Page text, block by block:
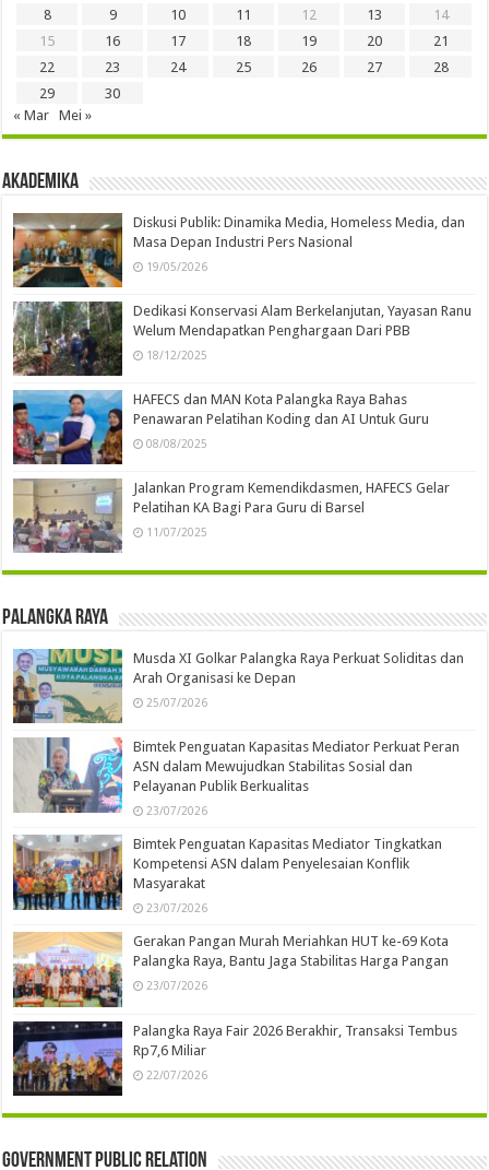
8
9 10 11 12 13
14
15
16 17 18 19 20
21
22
23 24 25 26 27
28
29
30
« Mar
Mei »
Akademika
Diskusi Publik: Dinamika Media, Homeless Media, dan
Masa Depan Industri Pers Nasional
19/05/2026
Dedikasi Konservasi Alam Berkelanjutan, Yayasan Ranu
Welum Mendapatkan Penghargaan Dari PBB
18/12/2025
HAFECS dan MAN Kota Palangka Raya Bahas
Penawaran Pelatihan Koding dan AI Untuk Guru
08/08/2025
Jalankan Program Kemendikdasmen, HAFECS Gelar
Pelatihan KA Bagi Para Guru di Barsel
11/07/2025
Palangka Raya
Musda XI Golkar Palangka Raya Perkuat Soliditas dan
Arah Organisasi ke Depan
25/07/2026
Bimtek Penguatan Kapasitas Mediator Perkuat Peran
ASN dalam Mewujudkan Stabilitas Sosial dan
Pelayanan Publik Berkualitas
23/07/2026
Bimtek Penguatan Kapasitas Mediator Tingkatkan
Kompetensi ASN dalam Penyelesaian Konflik
Masyarakat
23/07/2026
Gerakan Pangan Murah Meriahkan HUT ke-69 Kota
Palangka Raya, Bantu Jaga Stabilitas Harga Pangan
23/07/2026
Palangka Raya Fair 2026 Berakhir, Transaksi Tembus
Rp7,6 Miliar
22/07/2026
Government Public Relation